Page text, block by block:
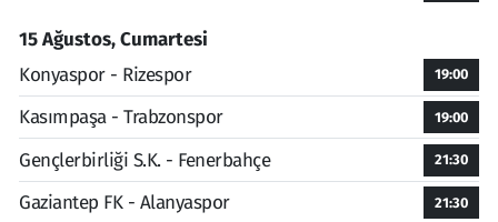
15 Ağustos, Cumartesi
Konyaspor - Rizespor
19:00
Kasımpaşa - Trabzonspor 19:00
Gençlerbirliği S.K. - Fenerbahçe 21:30
Gaziantep FK - Alanyaspor 21:30